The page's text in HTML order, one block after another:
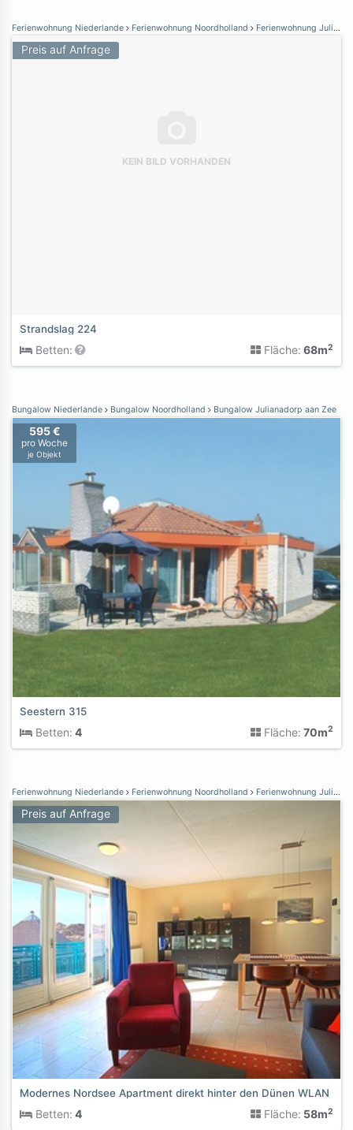
Ferienwohnung Niederlande Ferienwohnung Noordholland Ferienwohnung Julianadorp aan Zee
KEIN BILD VORHANDEN
Preis auf Anfrage
Strandslag 224
Betten: Fläche: 68m2
Bungalow Niederlande Bungalow Noordholland Bungalow Julianadorp aan Zee
595 €
pro Woche
je Objekt
Seestern 315
Betten: 4 Fläche: 70m2
Ferienwohnung Niederlande Ferienwohnung Noordholland Ferienwohnung Julianadorp aan Zee
Preis auf Anfrage
Modernes Nordsee Apartment direkt hinter den Dünen WLAN
Betten: 4 Fläche: 58m2